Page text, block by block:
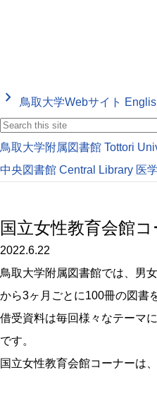
keyboard_arrow_right 鳥取大学Webサイト
鳥取大学附属図書館 Tottori
中央図書館 Central Library 医
国立女性教育会館
2022.6.22
鳥取大学附属図書館では、男
から3ヶ月ごとに100冊の図書
借受資料は毎回様々なテーマ
です。
国立女性教育会館コーナーは